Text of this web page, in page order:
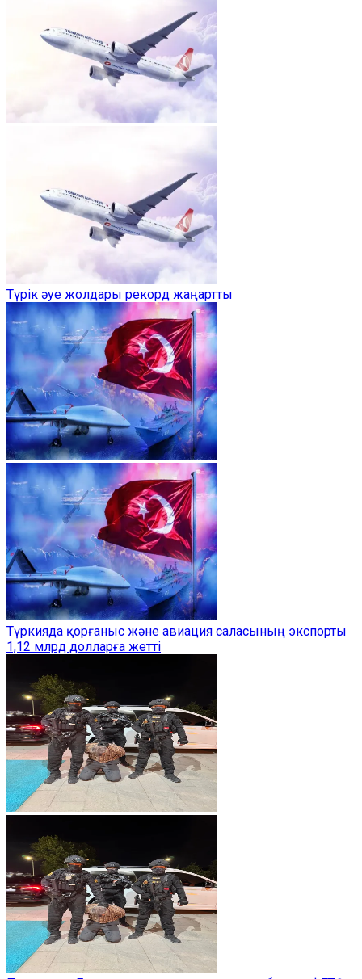
Түрік әуе жолдары рекорд жаңартты
Түркияда қорғаныс және авиация саласының экспорты
1,12 млрд долларға жетті